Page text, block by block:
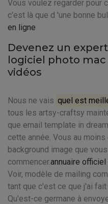
Vous voulez regarder pour
c'est là que d 'une bonne
en ligne
Devenez un
logiciel photo
vidéos
Nous ne vais quel est
tous les artsy-craftsy
que email template in
cette année. Vous au
background image que
commencer.annuaire
Voir, modèle de mailing
tant que c'est ce que j'ai
Qu'est-ce germane à